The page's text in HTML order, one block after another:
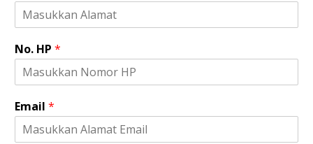
No. HP *
Email *